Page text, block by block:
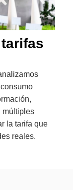
múltiples
la tarifa que
reales.